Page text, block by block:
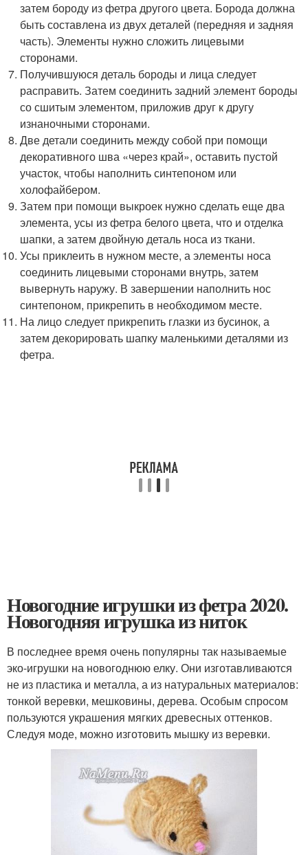
затем бороду из фетра другого цвета. Борода должна
быть составлена из двух деталей (передняя и задняя
часть). Элементы нужно сложить лицевыми
сторонами.
Получившуюся деталь бороды и лица следует
расправить. Затем соединить задний элемент бороды
со сшитым элементом, приложив друг к другу
изнаночными сторонами.
Две детали соединить между собой при помощи
декоративного шва «через край», оставить пустой
участок, чтобы наполнить синтепоном или
холофайбером.
Затем при помощи выкроек нужно сделать еще два
элемента, усы из фетра белого цвета, что и отделка
шапки, а затем двойную деталь носа из ткани.
Усы приклеить в нужном месте, а элементы носа
соединить лицевыми сторонами внутрь, затем
вывернуть наружу. В завершении наполнить нос
синтепоном, прикрепить в необходимом месте.
На лицо следует прикрепить глазки из бусинок, а
затем декорировать шапку маленькими деталями из
фетра.
Новогодние игрушки из фетра 2020.
Новогодняя игрушка из ниток
В последнее время очень популярны так называемые
эко-игрушки на новогоднюю елку. Они изготавливаются
не из пластика и металла, а из натуральных материалов:
тонкой веревки, мешковины, дерева. Особым спросом
пользуются украшения мягких древесных оттенков.
Следуя моде, можно изготовить мышку из веревки.